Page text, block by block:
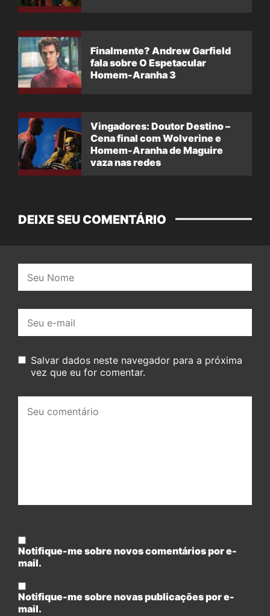
Finalmente? Andrew Garfield
fala sobre O Espetacular
Homem-Aranha 3
Vingadores: Doutor Destino –
Cena final com Wolverine e
Homem-Aranha de Maguire
vaza nas redes
DEIXE SEU COMENTÁRIO
mail:
Salvar dados neste navegador para a próxima
vez que eu for comentar.
comentário:
Notifique-me sobre novos comentários por e-
mail.
Notifique-me sobre novas publicações por e-
mail.